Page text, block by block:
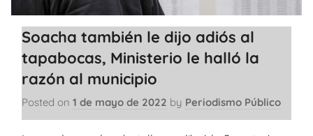
Soacha también le dijo adiós al
tapabocas, Ministerio le halló la
razón al municipio
Posted on 1 de mayo de 2022 by Periodismo Público